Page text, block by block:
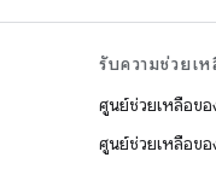
รับความช่วยเห
ศูนย์ช่วยเหลือข
ศูนย์ช่วยเหลือขอ